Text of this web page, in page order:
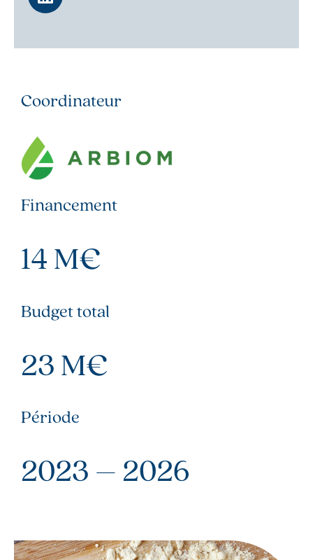
Coordinateur
Financement
14 M€
Budget total
23 M€
Période
2023 – 2026